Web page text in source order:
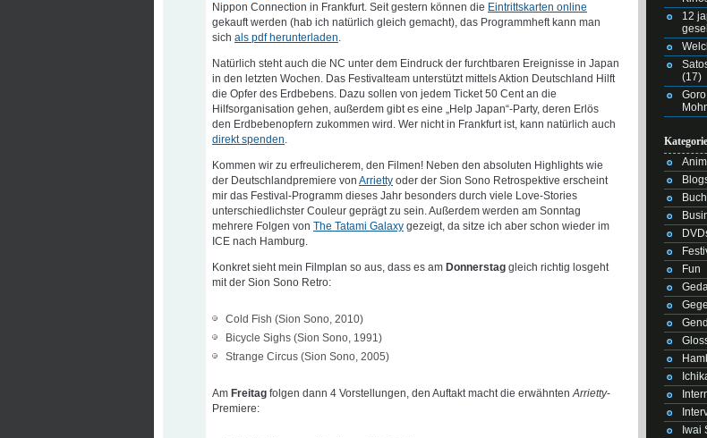
Nippon Connection in Frankfurt. Seit gestern können die Eintrittskarten online
gekauft werden (hab ich natürlich gleich gemacht), das Programmheft kann man
sich als pdf herunterladen.
Natürlich steht auch die NC unter dem Eindruck der furchtbaren Ereignisse in Japan
in den letzten Wochen. Das Festivalteam unterstützt mittels Aktion Deutschland Hilft
die Opfer des Erdbebens. Dazu sollen von jedem Ticket 50 Cent an die
Hilfsorganisation gehen, außerdem gibt es eine „Help Japan“-Party, deren Erlös
den Erdbebenopfern zukommen wird. Wer nicht in Frankfurt ist, kann natürlich auch
direkt spenden.
Kommen wir zu erfreulicherem, den Filmen! Neben den absoluten Highlights wie
der Deutschlandpremiere von Arrietty oder der Sion Sono Retrospektive erscheint
mir das Festival-Programm dieses Jahr besonders durch viele Love-Stories
unterschiedlichster Couleur geprägt zu sein. Außerdem werden am Sonntag
mehrere Folgen von The Tatami Galaxy gezeigt, da sitze ich aber schon wieder im
ICE nach Hamburg.
Konkret sieht mein Filmplan so aus, dass es am Donnerstag gleich richtig losgeht
mit der Sion Sono Retro:
Cold Fish (Sion Sono, 2010)
Bicycle Sighs (Sion Sono, 1991)
Strange Circus (Sion Sono, 2005)
Am Freitag folgen dann 4 Vorstellungen, den Auftakt macht die erwähntenArrietty-
Premiere:
12
(17)
Fun
Iwai